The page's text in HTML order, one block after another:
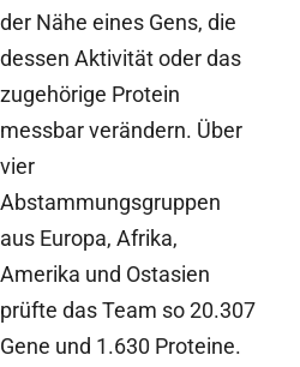
der Nähe eines Gens, die
dessen Aktivität oder das
zugehörige Protein
messbar verändern. Über
vier
Abstammungsgruppen
aus Europa, Afrika,
Amerika und Ostasien
prüfte das Team so 20.307
Gene und 1.630 Proteine.